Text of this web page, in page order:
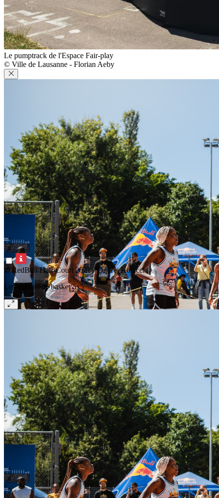
Le pumptrack de l'Espace Fair-play
© Ville de Lausanne - Florian Aeby
© RedBull Half-Court 2021 - Ondrej Kolacek
Les terrains de basket 5x5